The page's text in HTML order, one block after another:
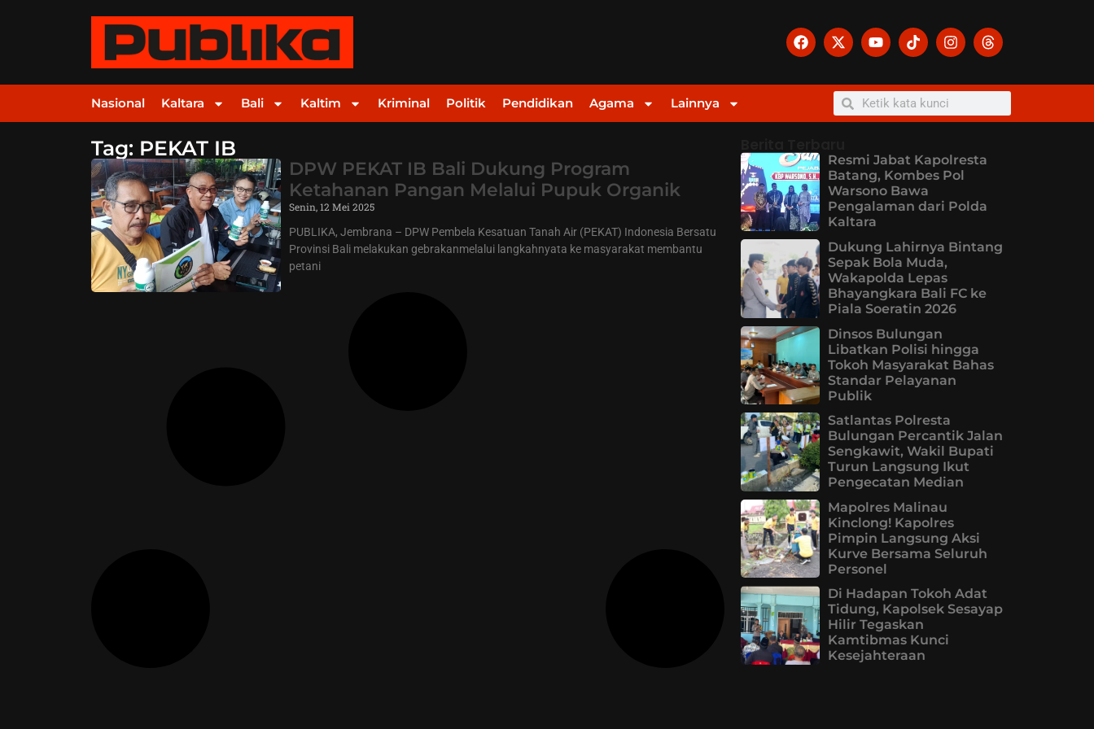
Nasional Kaltara Bali Kaltim Kriminal Politik Pendidikan Agama Lainnya
Tag: PEKAT IB
DPW PEKAT IB Bali Dukung Program
Ketahanan Pangan Melalui Pupuk Organik
Senin, 12 Mei 2025
PUBLIKA, Jembrana – DPW Pembela Kesatuan Tanah Air (PEKAT) Indonesia Bersatu
Provinsi Bali melakukan gebrakanmelalui langkahnyata ke masyarakat membantu
petani
Resmi Jabat Kapolresta
Batang, Kombes Pol
Warsono Bawa
Pengalaman dari Polda
Kaltara
Dukung Lahirnya Bintang
Sepak Bola Muda,
Wakapolda Lepas
Bhayangkara Bali FC ke
Piala Soeratin 2026
Dinsos Bulungan
Libatkan Polisi hingga
Tokoh Masyarakat Bahas
Standar Pelayanan
Publik
Satlantas Polresta
Bulungan Percantik Jalan
Sengkawit, Wakil Bupati
Turun Langsung Ikut
Pengecatan Median
Mapolres Malinau
Kinclong! Kapolres
Pimpin Langsung Aksi
Kurve Bersama Seluruh
Personel
Di Hadapan Tokoh Adat
Tidung, Kapolsek Sesayap
Hilir Tegaskan
Kamtibmas Kunci
Kesejahteraan